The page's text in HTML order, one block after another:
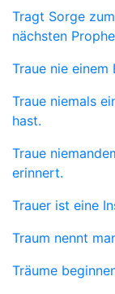
Tragt Sorge
nächsten
Traue nie
Traue niemals
hast.
Traue
erinnert.
Trauer ist eine
Traum nennt
Träume